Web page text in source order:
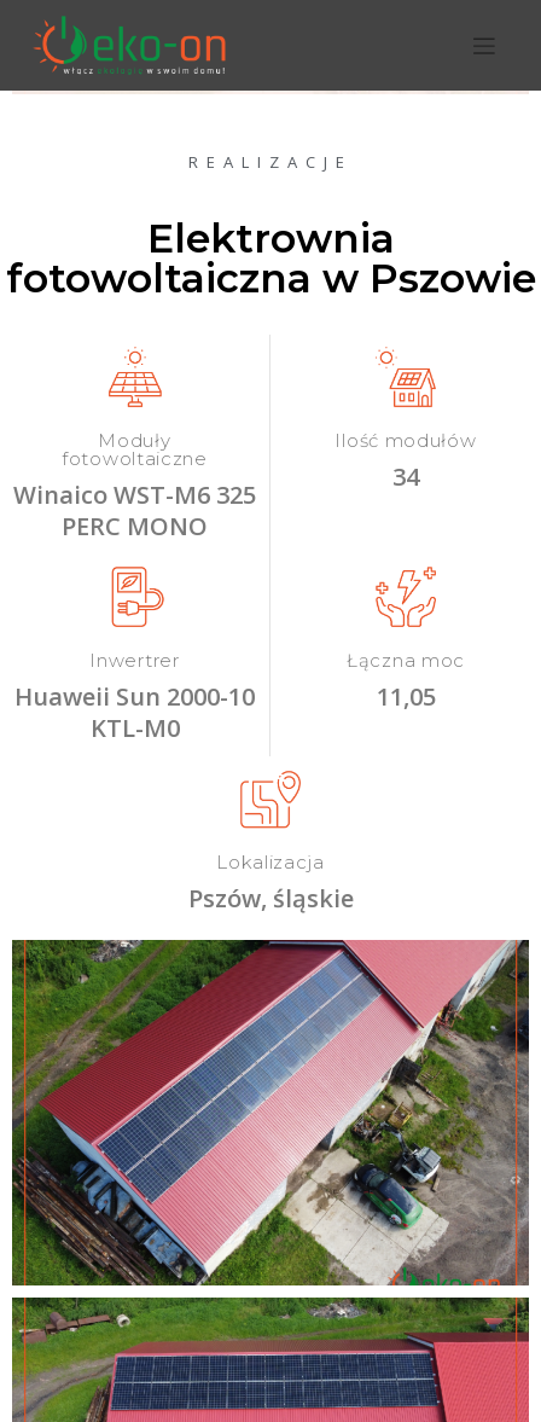
REALIZACJE
Elektrownia
fotowoltaiczna w Pszowie
Moduły
fotowoltaiczne
Winaico WST-M6 325
PERC MONO
Ilość modułów
34
Inwertrer
Huaweii Sun 2000-10
KTL-M0
Łączna moc
11,05
Lokalizacja
Pszów, śląskie